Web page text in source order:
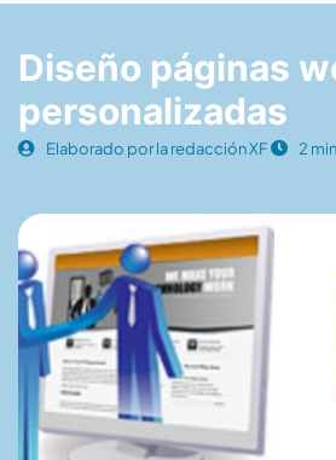
Diseño páginas
personalizadas
Elaborado por la redacción XF 2